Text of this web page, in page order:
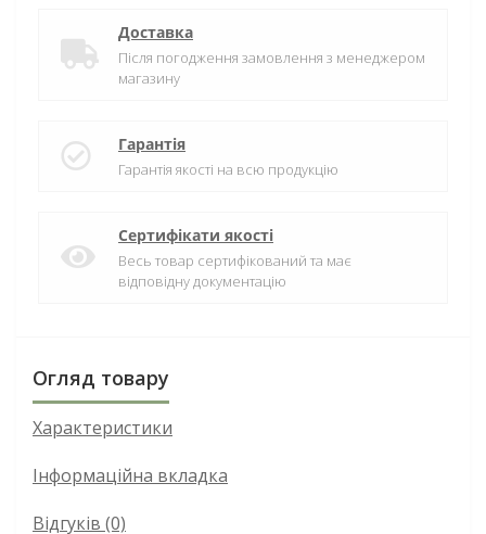
Доставка
Після погодження замовлення з менеджером
магазину
Гарантія
Гарантія якості на всю продукцію
Сертифікати якості
Весь товар сертифікований та має
відповідну документацію
Огляд товару
Характеристики
Інформаційна вкладка
Відгуків (0)